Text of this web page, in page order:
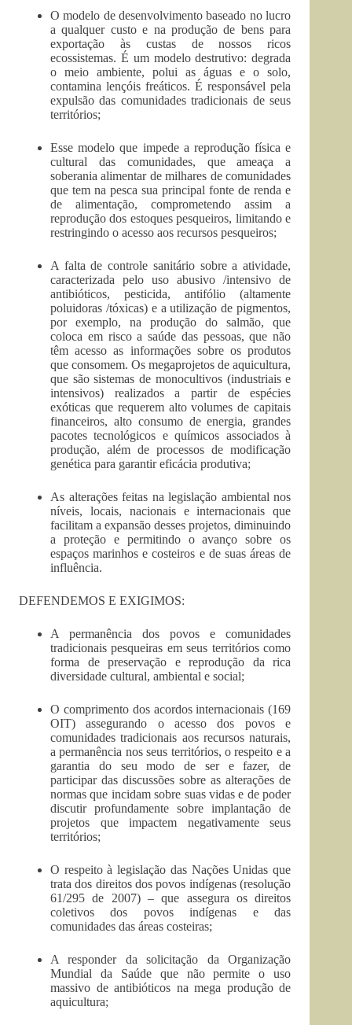
O modelo de desenvolvimento baseado no lucro
a qualquer custo e na produção de bens para
exportação às custas de nossos ricos
ecossistemas. É um modelo destrutivo: degrada
o meio ambiente, polui as águas e o solo,
contamina lençóis freáticos. É responsável pela
expulsão das comunidades tradicionais de seus
territórios;
Esse modelo que impede a reprodução física e
cultural das comunidades, que ameaça a
soberania alimentar de milhares de comunidades
que tem na pesca sua principal fonte de renda e
de alimentação, comprometendo assim a
reprodução dos estoques pesqueiros, limitando e
restringindo o acesso aos recursos pesqueiros;
A falta de controle sanitário sobre a atividade,
caracterizada pelo uso abusivo /intensivo de
antibióticos, pesticida, antifólio (altamente
poluidoras /tóxicas) e a utilização de pigmentos,
por exemplo, na produção do salmão, que
coloca em risco a saúde das pessoas, que não
têm acesso as informações sobre os produtos
que consomem. Os megaprojetos de aquicultura,
que são sistemas de monocultivos (industriais e
intensivos) realizados a partir de espécies
exóticas que requerem alto volumes de capitais
financeiros, alto consumo de energia, grandes
pacotes tecnológicos e químicos associados à
produção, além de processos de modificação
genética para garantir eficácia produtiva;
As alterações feitas na legislação ambiental nos
níveis, locais, nacionais e internacionais que
facilitam a expansão desses projetos, diminuindo
a proteção e permitindo o avanço sobre os
espaços marinhos e costeiros e de suas áreas de
influência.
DEFENDEMOS E EXIGIMOS:
A permanência dos povos e comunidades
tradicionais pesqueiras em seus territórios como
forma de preservação e reprodução da rica
diversidade cultural, ambiental e social;
O comprimento dos acordos internacionais (169
OIT) assegurando o acesso dos povos e
comunidades tradicionais aos recursos naturais,
a permanência nos seus territórios, o respeito e a
garantia do seu modo de ser e fazer, de
participar das discussões sobre as alterações de
normas que incidam sobre suas vidas e de poder
discutir profundamente sobre implantação de
projetos que impactem negativamente seus
territórios;
O respeito à legislação das Nações Unidas que
trata dos direitos dos povos indígenas (resolução
61/295 de 2007) – que assegura os direitos
coletivos dos povos indígenas e das
comunidades das áreas costeiras;
A responder da solicitação da Organização
Mundial da Saúde que não permite o uso
massivo de antibióticos na mega produção de
aquicultura;